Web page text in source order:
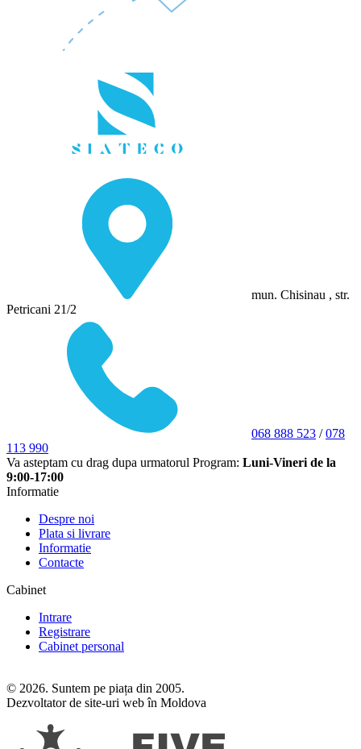
mun. Chisinau , str.
Petricani 21/2
068 888 523 /078
113 990
Va asteptam cu drag dupa urmatorul Program: Luni-Vineri de la
9:00-17:00
Informatie
Despre noi
Plata si livrare
Informatie
Contacte
Cabinet
Intrare
Registrare
Cabinet personal
© 2026. Suntem pe piața din 2005.
Dezvoltator de site-uri web în Moldova